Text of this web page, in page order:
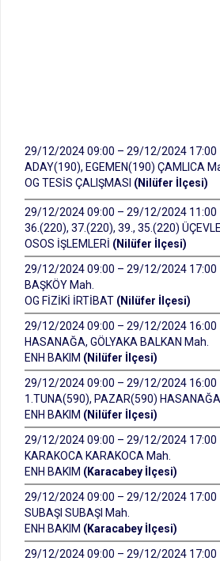
29/12/2024 09:00 – 29/12/2024 17:00
ADAY(190), EGEMEN(190) ÇAMLICA
OG TESİS ÇALIŞMASI (Nilüfer İlçesi)
29/12/2024 09:00 – 29/12/2024 11:00
36.(220), 37.(220), 39., 35.(220)
OSOS İŞLEMLERİ (Nilüfer İlçesi)
29/12/2024 09:00 – 29/12/2024 17:00
BAŞKÖY Mah.
OG FİZİKİ İRTİBAT (Nilüfer İlçesi)
29/12/2024 09:00 – 29/12/2024 16:00
HASANAĞA, GÖLYAKA BALKAN Mah.
ENH BAKIM (Nilüfer İlçesi)
29/12/2024 09:00 – 29/12/2024 16:00
1.TUNA(590), PAZAR(590)
ENH BAKIM (Nilüfer İlçesi)
29/12/2024 09:00 – 29/12/2024 17:00
KARAKOCA KARAKOCA Mah.
ENH BAKIM (Karacabey İlçesi)
29/12/2024 09:00 – 29/12/2024 17:00
SUBAŞI SUBAŞI Mah.
ENH BAKIM (Karacabey İlçesi)
29/12/2024 09:00 – 29/12/2024 17:00